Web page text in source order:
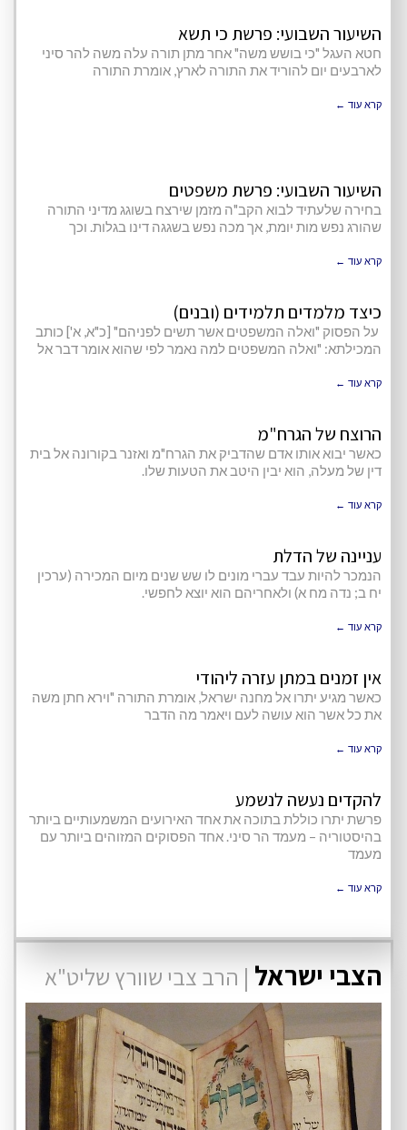
השיעור השבועי: פרשת כי תשא
חטא העגל "כי בושש משה" אחר מתן תורה עלה משה להר סיני
לארבעים יום להוריד את התורה לארץ, אומרת התורה
קרא עוד ←
השיעור השבועי: פרשת משפטים
בחירה שלעתיד לבוא הקב"ה מזמן שירצח בשוגג מדיני התורה
שהורג נפש מות יומת, אך מכה נפש בשגגה דינו בגלות. וכך
קרא עוד ←
כיצד מלמדים תלמידים (ובנים)
על הפסוק "ואלה המשפטים אשר תשים לפניהם" [כ"א, א'] כותב
המכילתא: "ואלה המשפטים למה נאמר לפי שהוא אומר דבר אל
קרא עוד ←
הרוצח של הגרח"מ
כאשר יבוא אותו אדם שהדביק את הגרח"מ ואזנר בקורונה אל בית
דין של מעלה, הוא יבין היטב את הטעות שלו.
קרא עוד ←
עניינה של הדלת
הנמכר להיות עבד עברי מונים לו שש שנים מיום המכירה (ערכין
יח ב; נדה מח א) ולאחריהם הוא יוצא לחפשי.
קרא עוד ←
אין זמנים במתן עזרה ליהודי
כאשר מגיע יתרו אל מחנה ישראל, אומרת התורה "וירא חתן משה
את כל אשר הוא עושה לעם ויאמר מה הדבר
קרא עוד ←
להקדים נעשה לנשמע
פרשת יתרו כוללת בתוכה את אחד האירועים המשמעותיים ביותר
בהיסטוריה – מעמד הר סיני. אחד הפסוקים המזוהים ביותר עם
מעמד
קרא עוד ←
הצבי ישראל | הרב צבי שוורץ שליט"א